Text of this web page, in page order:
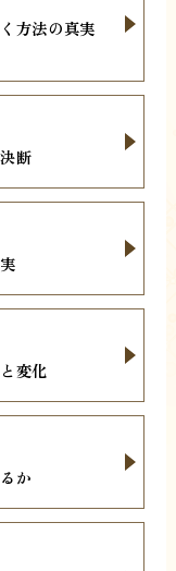
方法の真実
断
変化
か